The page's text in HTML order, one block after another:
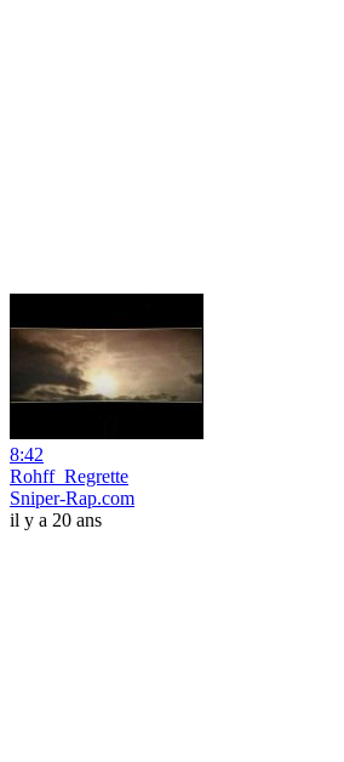
8:42
Rohff_Regrette
Sniper-Rap.com
il y a 20 ans